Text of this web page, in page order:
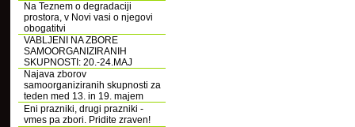
Na Teznem o degradaciji
prostora, v Novi vasi o njegovi
obogatitvi
VABLJENI NA ZBORE
SAMOORGANIZIRANIH
SKUPNOSTI: 20.-24.MAJ
Najava zborov
samoorganiziranih skupnosti za
teden med 13. in 19. majem
Eni prazniki, drugi prazniki -
vmes pa zbori. Pridite zraven!